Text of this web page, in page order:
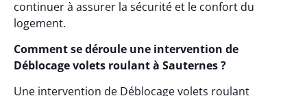
continuer à assurer la sécurité et le confort du
logement.
Comment se déroule une intervention de
Déblocage volets roulant à Sauternes ?
Une intervention de Déblocage volets roulant